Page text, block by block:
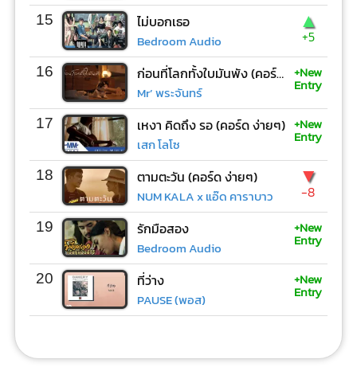
15 ไม่บอกเธอ
Bedroom Audio
▲
+5
16 ก่อนที่โลกทั้งใบมันพัง (คอร์ด ง่ายๆ)
Mr’ พระจันทร์
+New
Entry
17 เหงา คิดถึง รอ (คอร์ด ง่ายๆ)
เสก โลโซ
+New
Entry
18 ตามตะวัน (คอร์ด ง่ายๆ)
NUM KALA x แอ๊ด คาราบาว
▼
-8
19 รักมือสอง
Bedroom Audio
+New
Entry
20 ที่ว่าง
PAUSE (พอส)
+New
Entry